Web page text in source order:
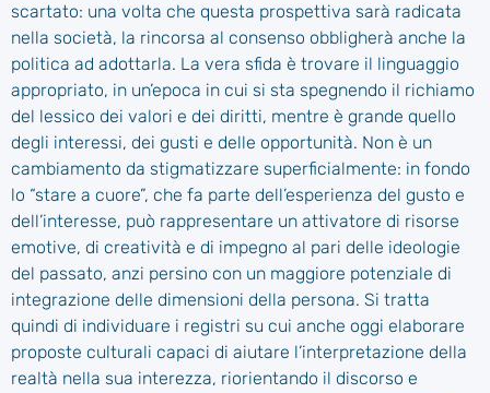
scartato: una volta che questa prospettiva sarà radicata
nella società, la rincorsa al consenso obbligherà anche la
politica ad adottarla. La vera sfida è trovare il linguaggio
appropriato, in un’epoca in cui si sta spegnendo il richiamo
del lessico dei valori e dei diritti, mentre è grande quello
degli interessi, dei gusti e delle opportunità. Non è un
cambiamento da stigmatizzare superficialmente: in fondo
lo “stare a cuore”, che fa parte dell’esperienza del gusto e
dell’interesse, può rappresentare un attivatore di risorse
emotive, di creatività e di impegno al pari delle ideologie
del passato, anzi persino con un maggiore potenziale di
integrazione delle dimensioni della persona. Si tratta
quindi di individuare i registri su cui anche oggi elaborare
proposte culturali capaci di aiutare l’interpretazione della
realtà nella sua interezza, riorientando il discorso e